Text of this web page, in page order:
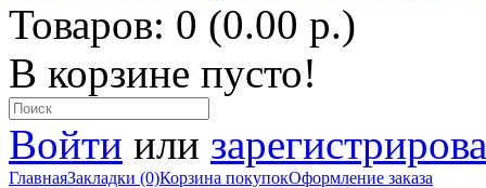
Товаров: 0 (0.00 р.)
В корзине пусто!
Войти или
ГлавнаяЗакладки (0)Корзина покупокОформление заказа